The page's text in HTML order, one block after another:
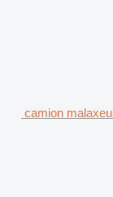
camion